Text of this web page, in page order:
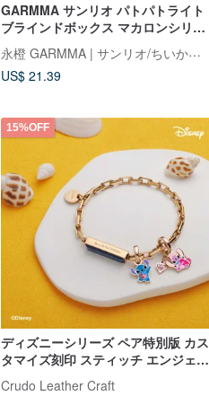
GARMMA サンリオ パトパトライト
ブラインドボックス マカロンシリー
ズ 小箱
永橙 GARMMA | サンリオ/ちいかわ/もふさんど/クレヨンしんちゃん 台湾正規ストア
US$ 21.39
15%OFF
ディズニーシリーズ ペア特別版 カス
タマイズ刻印 スティッチ エンジェル
スチールブレスレット (4色)
Crudo Leather Craft